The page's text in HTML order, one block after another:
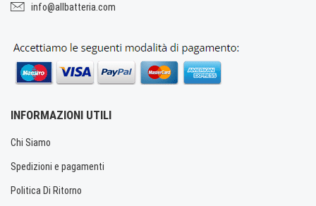
info@allbatteria.com
INFORMAZIONI UTILI
Chi Siamo
Spedizioni e pagamenti
Politica Di Ritorno